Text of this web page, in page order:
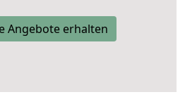
Angebote erhalten